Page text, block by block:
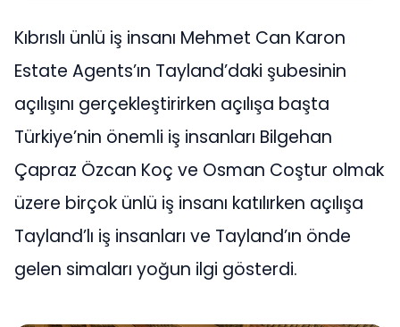
Kıbrıslı ünlü iş insanı Mehmet Can Karon
Estate Agents’ın Tayland’daki şubesinin
açılışını gerçekleştirirken açılışa başta
Türkiye’nin önemli iş insanları Bilgehan
Çapraz Özcan Koç ve Osman Coştur olmak
üzere birçok ünlü iş insanı katılırken açılışa
Tayland’lı iş insanları ve Tayland’ın önde
gelen simaları yoğun ilgi gösterdi.